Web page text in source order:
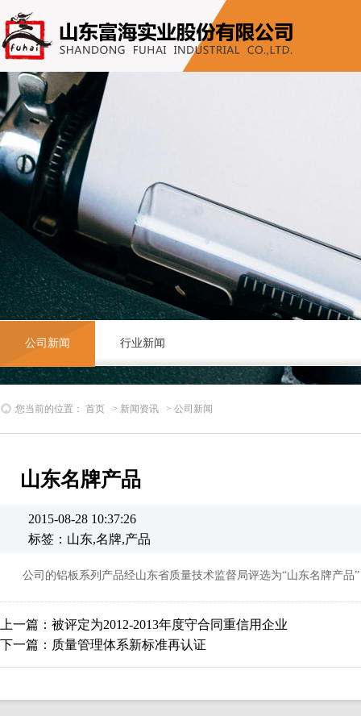
公司新闻 行业新闻
您当前的位置： 首页 > 新闻资讯 > 公司新闻
山东名牌产品
2015-08-28 10:37:26
标签：山东,名牌,产品
公司的铝板系列产品经山东省质量技术监督局评选为“山东名牌产品”
上一篇： 被评定为2012-2013年度守合同重信用企业
下一篇： 质量管理体系新标准再认证